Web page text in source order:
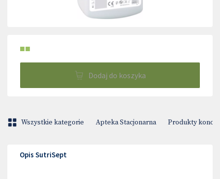
■■
Dodaj do koszyka
Wszystkie kategorie Apteka Stacjonarna Produkty
Opis SutriSept